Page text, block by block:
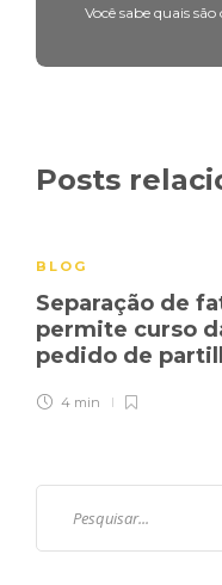
Você sabe quais
Posts
BLOG
Separação de
permite curso
pedido de
4 min